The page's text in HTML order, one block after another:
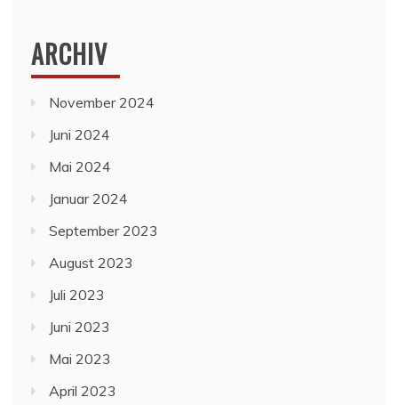
ARCHIV
November 2024
Juni 2024
Mai 2024
Januar 2024
September 2023
August 2023
Juli 2023
Juni 2023
Mai 2023
April 2023